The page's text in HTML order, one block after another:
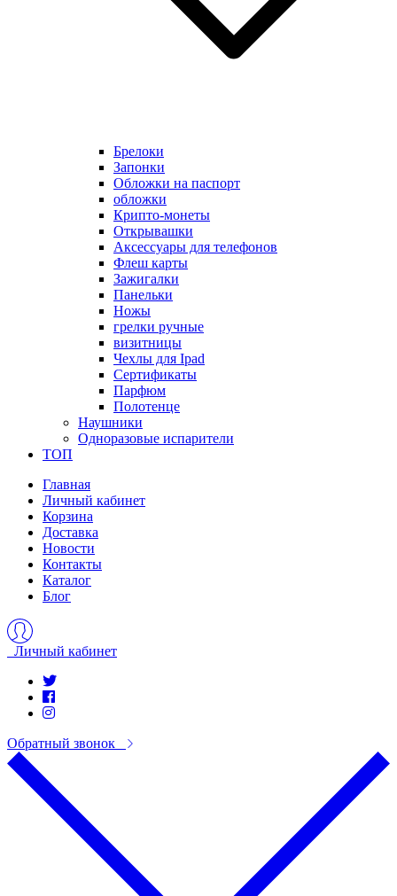
Брелоки
Запонки
Обложки на паспорт
обложки
Крипто-монеты
Открывашки
Аксессуары для телефонов
Флеш карты
Зажигалки
Панельки
Ножы
грелки ручные
визитницы
Чехлы для Ipad
Сертификаты
Парфюм
Полотенце
Наушники
Одноразовые испарители
ТОП
Главная
Личный кабинет
Корзина
Доставка
Новости
Контакты
Каталог
Блог
Личный кабинет
Обратный звонок